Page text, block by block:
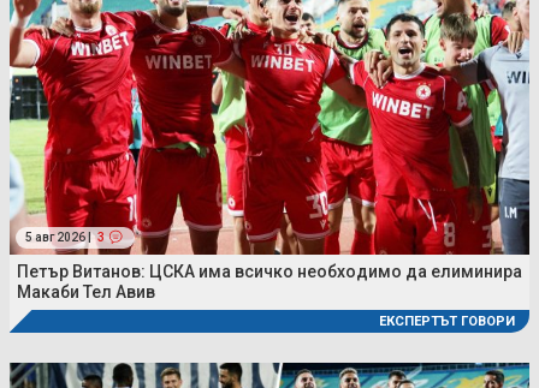
5 авг 2026 | 3
Петър Витанов: ЦСКА има всичко необходимо да елиминира
Макаби Тел Авив
ЕКСПЕРТЪТ ГОВОРИ